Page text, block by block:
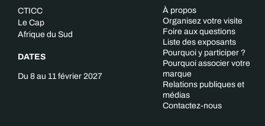
CTICC
Le Cap
Afrique du Sud
DATES
Du 8 au 11 février 2027
À propos
Organisez votre visite
Foire aux questions
Liste des exposants
Pourquoi y participer ?
Pourquoi associer votre
marque
Relations publiques et
médias
Contactez-nous